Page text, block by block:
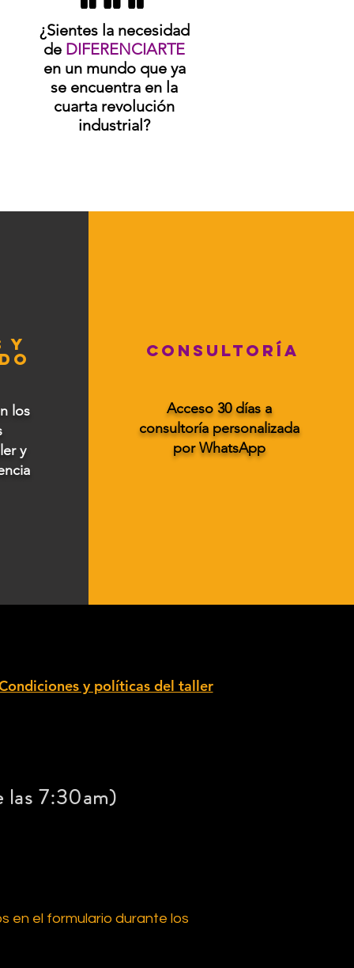
¿Sientes la necesidad
de DIFERENCIARTE
en un mundo que ya
se encuentra en la
cuarta revolución
industrial?
Y
los
y
CONSULTORÍA
Acceso 30 días a
consultoría personalizada
por WhatsApp
las 7:30am)
en el formulario durante los
y políticas del taller